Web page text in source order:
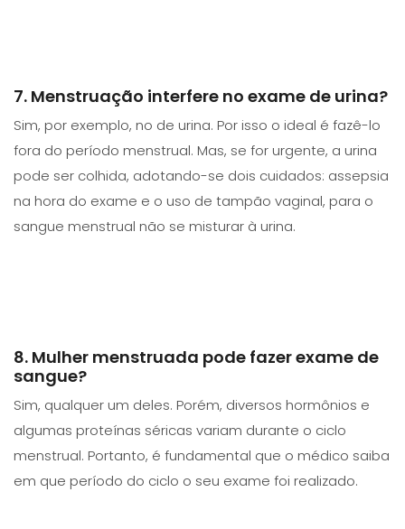
7. Menstruação interfere no exame de urina?
Sim, por exemplo, no de urina. Por isso o ideal é fazê-lo
fora do período menstrual. Mas, se for urgente, a urina
pode ser colhida, adotando-se dois cuidados: assepsia
na hora do exame e o uso de tampão vaginal, para o
sangue menstrual não se misturar à urina.
8. Mulher menstruada pode fazer exame de
sangue?
Sim, qualquer um deles. Porém, diversos hormônios e
algumas proteínas séricas variam durante o ciclo
menstrual. Portanto, é fundamental que o médico saiba
em que período do ciclo o seu exame foi realizado.